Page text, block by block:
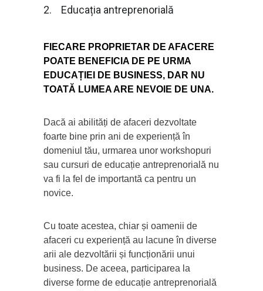
2. Educația antreprenorială
FIECARE PROPRIETAR DE AFACERE
POATE BENEFICIA DE PE URMA
EDUCAȚIEI DE BUSINESS, DAR NU
TOATĂ LUMEA ARE NEVOIE DE UNA.
Dacă ai abilități de afaceri dezvoltate
foarte bine prin ani de experiență în
domeniul tău, urmarea unor workshopuri
sau cursuri de educație antreprenorială nu
va fi la fel de importantă ca pentru un
novice.
Cu toate acestea, chiar și oamenii de
afaceri cu experiență au lacune în diverse
arii ale dezvoltării și funcționării unui
business. De aceea, participarea la
diverse forme de educație antreprenorială